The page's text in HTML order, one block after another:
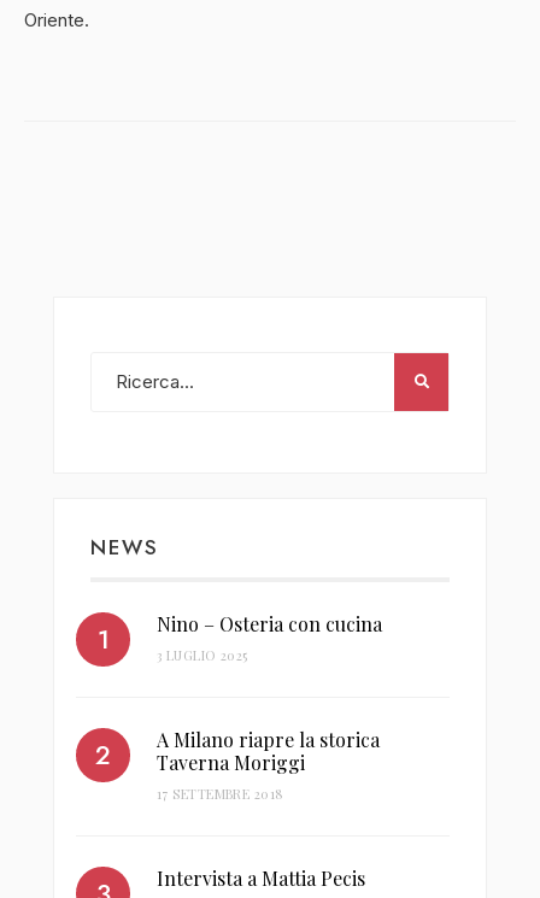
Oriente.
NEWS
Nino – Osteria con cucina
3 LUGLIO 2025
A Milano riapre la storica
Taverna Moriggi
17 SETTEMBRE 2018
Intervista a Mattia Pecis